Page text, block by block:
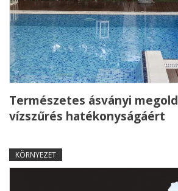
Természetes ásványi
vízszűrés hatékonyságáért
KÖRNYEZET